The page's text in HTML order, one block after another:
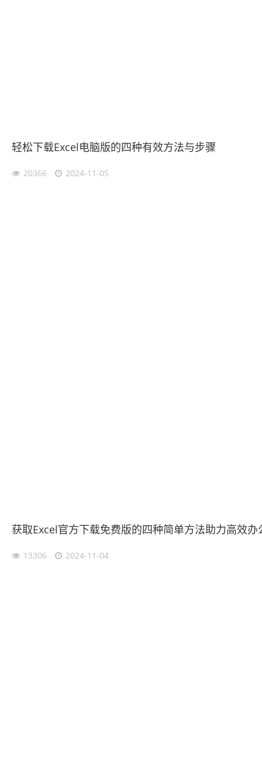
轻松下载Excel电脑版的四种有效方法与步骤
20366 2024-11-05
获取Excel官方下载免费版的四种简单方法助力高效办
13306 2024-11-04